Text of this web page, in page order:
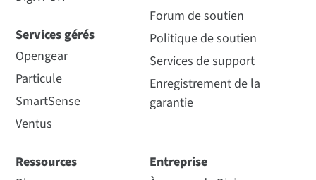
Services gérés
Opengear
Particule
SmartSense
Ventus
Forum de soutien
Politique de soutien
Services de support
Enregistrement de la
garantie
Ressources
Entreprise